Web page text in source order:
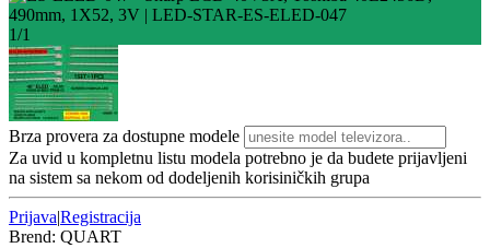
1/1
Brza provera za dostupne modele
Za uvid u kompletnu listu modela potrebno je da budete prijavljeni
na sistem sa nekom od dodeljenih korisiničkih grupa
Prijava|Registracija
Brend: QUART